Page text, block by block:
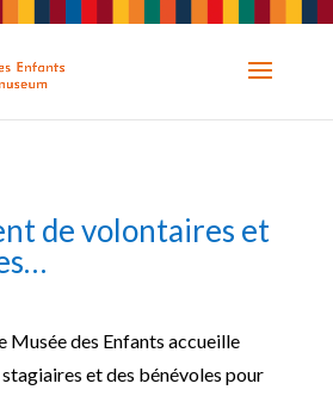
de volontaires et
Musée des Enfants accueille
et des bénévoles pour